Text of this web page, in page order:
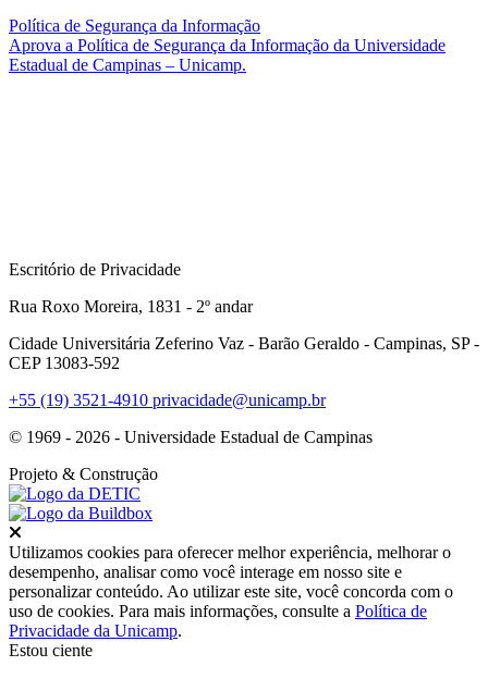
Política de Segurança da Informação
Aprova a Política de Segurança da Informação da Universidade
Estadual de Campinas – Unicamp.
Escritório de Privacidade
Rua Roxo Moreira, 1831 - 2º andar
Cidade Universitária Zeferino Vaz - Barão Geraldo - Campinas, SP -
CEP 13083-592
+55 (19) 3521-4910 privacidade@unicamp.br
© 1969 - 2026 - Universidade Estadual de Campinas
Projeto & Construção
Utilizamos cookies para oferecer melhor experiência, melhorar o
desempenho, analisar como você interage em nosso site e
personalizar conteúdo. Ao utilizar este site, você concorda com o
uso de cookies. Para mais informações, consulte a Política de
Privacidade da Unicamp.
Estou ciente